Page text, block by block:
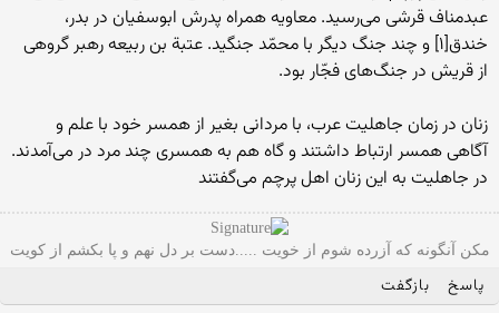
عبدمناف قرشی می‌رسید. معاویه همراه پدرش ابوسفیان در بدر،
خندق[۱] و چند جنگ دیگر با محمّد جنگید. عتبة بن ربیعه رهبر گروهی
از قریش در جنگ‌های فجّار بود.
زنان در زمان جاهلیت عرب، با مردانی بغیر از همسر خود با علم و
آگاهی همسر ارتباط داشتند و گاه هم به همسری چند مرد در می‌آمدند.
در جاهلیت به این زنان اهل پرچم می‌گفتند
مکن آنگونه که آزرده شوم از خویت .....دست بر دل نهم و پا بکشم از کویت
پاسخ بازگفت